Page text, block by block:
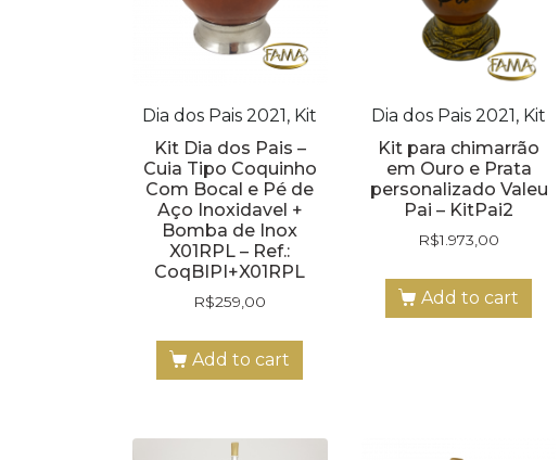
Dia dos Pais 2021, Kit
Kit Dia dos Pais –
Cuia Tipo Coquinho
Com Bocal e Pé de
Aço Inoxidavel +
Bomba de Inox
X01RPL – Ref.:
CoqBIPI+X01RPL
R$259,00
Add to cart
Dia dos Pais 2021, Kit
Kit para chimarrão
em Ouro e Prata
personalizado Valeu
Pai – KitPai2
R$1.973,00
Add to cart